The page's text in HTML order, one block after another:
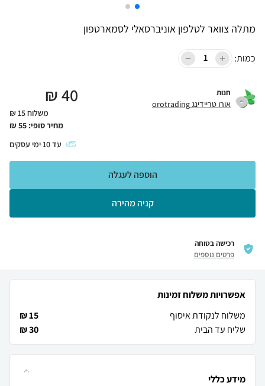
מתלה צוואר לטלפון אוניברסאלי לסמארטפון
כמות:
חנות
אורו טריידינג orotrading 40
₪
משלוח 15 ₪
מחיר סופי: 55
₪
עד10 ימי עסקים
קניה מהירה
הוספה לעגלה
רכישה בטוחה
פרטים נוספים
אפשרויות משלוח זמינות
משלוח לנקודת איסוף
15 ₪
שליח עד הבית
30 ₪
מידע כללי